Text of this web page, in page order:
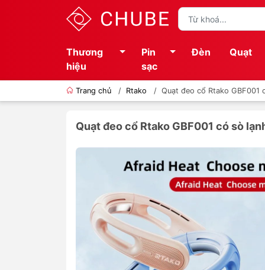
Thương
hiệu
Pin
sạc
Đèn Quạt
Trang chủ / Rtako / Quạt đeo cổ Rtako GBF001
Quạt đeo cổ Rtako GBF001 có sò